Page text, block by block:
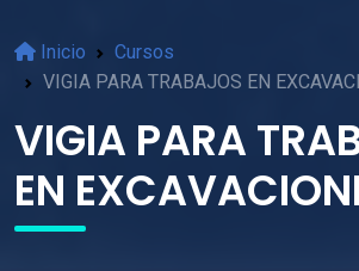
Inicio
Cursos
VIGIA PARA TRABAJOS EN
VIGIA PARA
EN